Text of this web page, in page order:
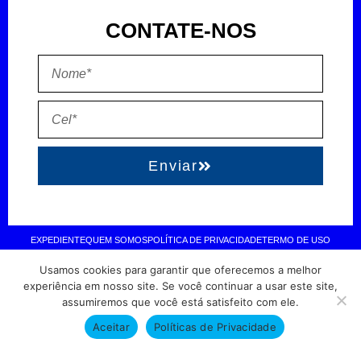
CONTATE-NOS
Enviar
EXPEDIENTEQUEM SOMOSPOLÍTICA DE PRIVACIDADETERMO DE USO
Direitos reservados à FIT Soluções = Atualizado pelo Consórcio de
Agências: Kriativuz – Philadelphia – AGS2 = Hospedado em
Usamos cookies para garantir que oferecemos a melhor
experiência em nosso site. Se você continuar a usar este site,
assumiremos que você está satisfeito com ele.
Aceitar
Políticas de Privacidade